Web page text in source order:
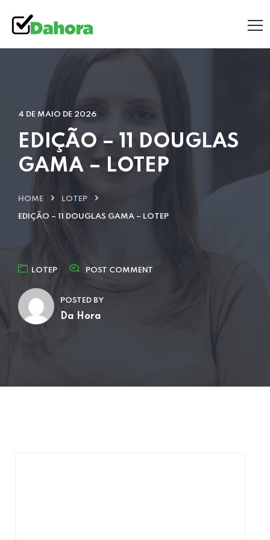
4 DE MAIO DE 2026
EDIÇÃO – 11 DOUGLAS
GAMA – LOTEP
HOME LOTEP
EDIÇÃO – 11 DOUGLAS GAMA – LOTEP
LOTEP POST COMMENT
POSTED BY
Da Hora